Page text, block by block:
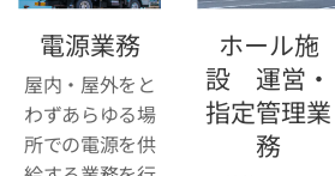
電源業務
屋内・屋外をと
わずあらゆる場
所での電源を供
ホール施
設 運営・
指定管理業
務